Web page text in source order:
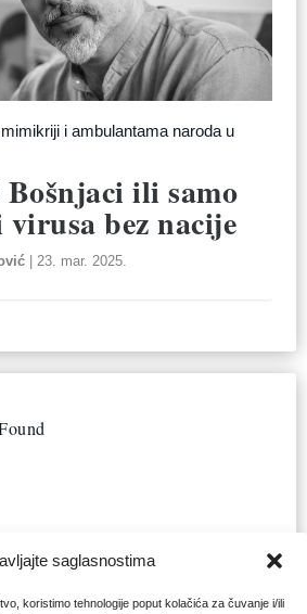
saglasnostima
koristimo tehnologije poput kolačića za čuvanje i/ili
i ambulantama naroda u
ili samo
bez nacije
|23. mar. 2025.